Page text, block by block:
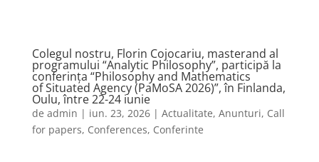
Colegul nostru, Florin Cojocariu, masterand al
programului “Analytic Philosophy”, participă la
conferința “Philosophy and Mathematics
of Situated Agency (PaMoSA 2026)”, în Finlanda,
Oulu, între 22-24 iunie
de admin | iun. 23, 2026| Actualitate, Anunturi, Call
for papers, Conferences, Conferinte